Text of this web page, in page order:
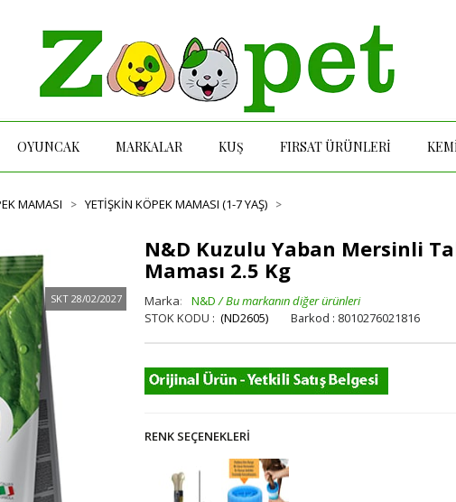
OYUNCAK MARKALAR KUŞ FIRSAT ÜRÜNLERİ
MAMASI YETIŞKIN KÖPEK MAMASI (1-7 YAŞ)
SKT 28/02/2027
N&D Kuzulu Yaban Mersinli
Maması 2.5 Kg
Marka:
N&D
(ND2605)
Barkod : 8010276021816
RENK SEÇENEKLERI